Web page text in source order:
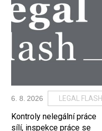
6 8 2026 LEGAL FLASH
Kontroly nelegální práce
sílí, inspekce práce se